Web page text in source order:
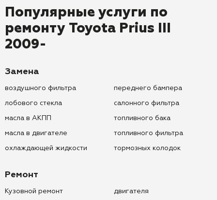
Популярные услуги по
ремонту Toyota Prius III
2009-
Замена
воздушного фильтра
лобового стекла
масла в АКПП
масла в двигателе
охлаждающей жидкости
переднего бампера
салонного фильтра
топливного бака
топливного фильтра
тормозных колодок
Ремонт
Кузовной ремонт двигателя